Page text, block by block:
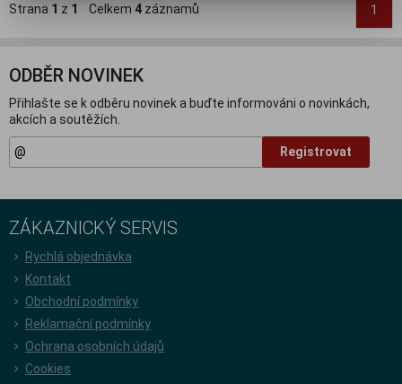
Strana 1 z 1 Celkem 4 záznamů 1
ODBĚR NOVINEK
Přihlašte se k odběru novinek a buďte informováni o novinkách,
akcích a soutěžích.
Registrovat
ZÁKAZNICKÝ SERVIS
Rychlá objednávka
Kontakt
Obchodní podmínky
Reklamační podmínky
Ochrana osobních údajů
Cookies